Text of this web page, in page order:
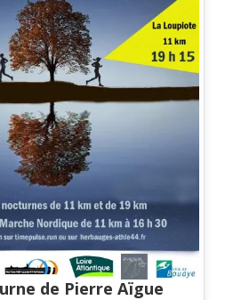
de Pierre Aïgue